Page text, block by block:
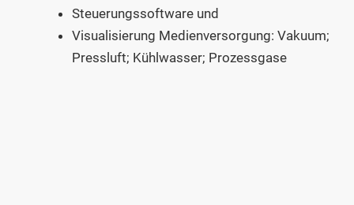
Steuerungssoftware und
Visualisierung Medienversorgung: Vakuum;
Pressluft; Kühlwasser; Prozessgase